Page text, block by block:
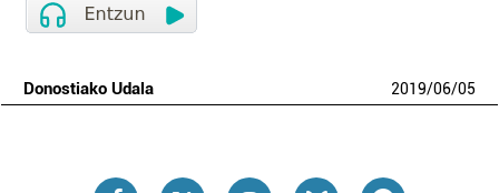
Donostiako Udala 2019/06/05